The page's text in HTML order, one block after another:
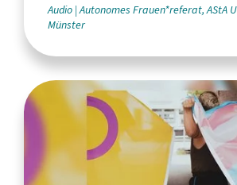
Audio Autonomes Frauen*referat, AStA
Münster